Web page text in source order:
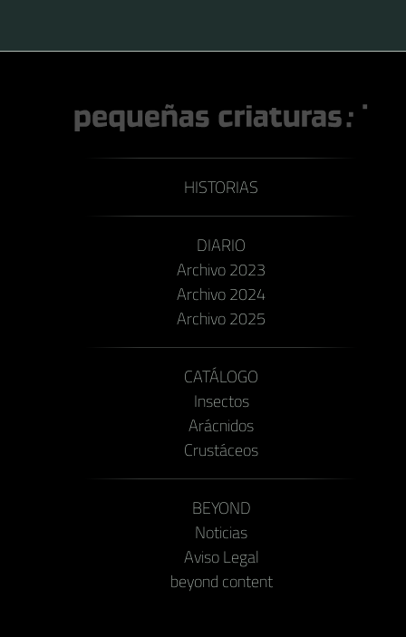
HISTORIAS
DIARIO
Archivo 2023
Archivo 2024
Archivo 2025
CATÁLOGO
Insectos
Arácnidos
Crustáceos
BEYOND
Noticias
Aviso Legal
beyond content